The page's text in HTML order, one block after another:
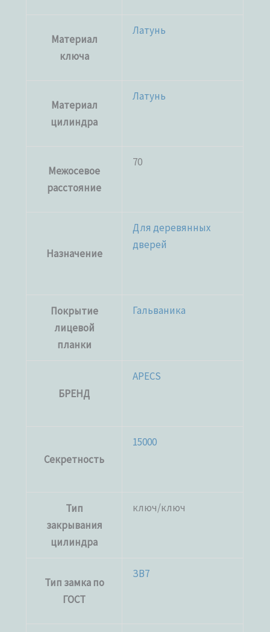
Материал
ключа
Латунь
Материал
цилиндра
Латунь
Межосевое
расстояние
70
Назначение
Для деревянных
дверей
Покрытие
лицевой
планки
Гальваника
БРЕНД
APECS
Секретность
15000
Тип
закрывания
цилиндра
ключ/ключ
Тип замка по
ГОСТ
ЗВ7